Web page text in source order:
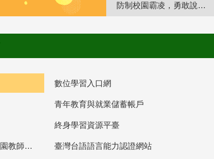
防制校園霸凌，勇敢說出來！
數位學習入口網
青年教育與就業儲蓄帳戶
終身學習資源平臺
教育部高中等以下學校及幼兒園教師資格檢定考試 臺灣台語語言能力認證網站